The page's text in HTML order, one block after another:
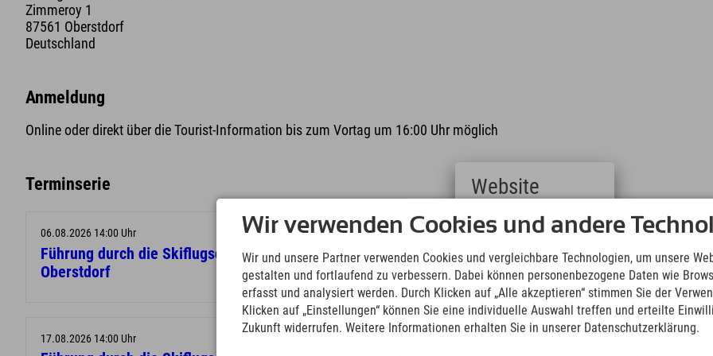
Zimmeroy 1
87561 Oberstdorf
Deutschland
Anmeldung
Online oder direkt über die Tourist-Information bis zum Vortag um 16:00 Uhr möglich
Terminserie
06.08.2026 14:00 Uhr
Führung durch die Skiflugschanze
Oberstdorf
10.08.2026 14:00 Uhr
Führung durch die Skiflugschanze
Oberstdorf
17.08.2026 14:00 Uhr
Wir verwenden Cookies und andere
Wir und unsere Partner verwenden Cookies und vergleichbare Technologien, um unsere
gestalten und fortlaufend zu verbessern. Dabei können personenbezogene Daten wie
erfasst und analysiert werden. Durch Klicken auf „Alle akzeptieren“ stimmen Sie der
Klicken auf „Einstellungen“ können Sie eine individuelle Auswahl treffen und erteilte
Zukunft widerrufen. Weitere Informationen erhalten Sie in unserer Datenschutzerklärung.
Website
Deutsch
(German)
English
(English)
Italiano
(Italian)
Čeština
(Czech)